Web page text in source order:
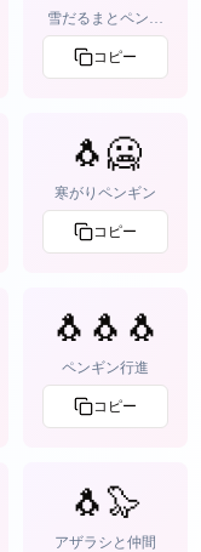
雪だるまとペンギ
ン
コピー
🐧🥶
寒がりペンギン
コピー
🐧🐧🐧
ペンギン行進
コピー
🐧🦭
アザラシと仲間